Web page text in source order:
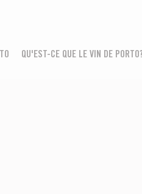
QU'EST-CE QUE LE VIN DE